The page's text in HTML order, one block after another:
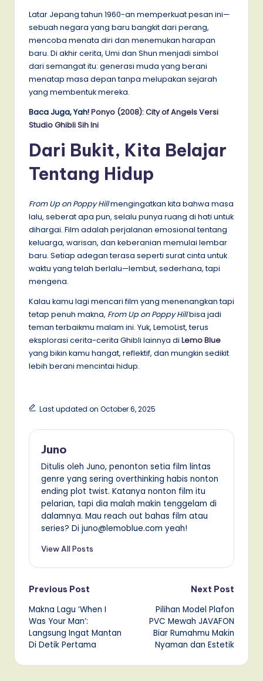
Latar Jepang tahun 1960-an memperkuat pesan ini—
sebuah negara yang baru bangkit dari perang,
mencoba menata diri dan menemukan harapan
baru. Di akhir cerita, Umi dan Shun menjadi simbol
dari semangat itu: generasi muda yang berani
menatap masa depan tanpa melupakan sejarah
yang membentuk mereka.
Baca Juga, Yah!Ponyo (2008): City of Angels Versi
Studio Ghibli Sih Ini
Dari Bukit, Kita Belajar
Tentang Hidup
From Up on Poppy Hillmengingatkan kita bahwa masa
lalu, seberat apa pun, selalu punya ruang di hati untuk
dihargai. Film adalah perjalanan emosional tentang
keluarga, warisan, dan keberanian memulai lembar
baru. Setiap adegan terasa seperti surat cinta untuk
waktu yang telah berlalu—lembut, sederhana, tapi
mengena.
Kalau kamu lagi mencari film yang menenangkan tapi
tetap penuh makna, From Up on Poppy Hillbisa jadi
teman terbaikmu malam ini. Yuk, LemoList, terus
eksplorasi cerita-cerita Ghibli lainnya di Lemo Blue
yang bikin kamu hangat, reflektif, dan mungkin sedikit
lebih berani mencintai hidup.
Last updated on October 6, 2025
Juno
Ditulis oleh Juno, penonton setia film lintas
genre yang sering overthinking habis nonton
ending plot twist. Katanya nonton film itu
pelarian, tapi dia malah makin tenggelam di
dalamnya. Mau reach out bahas film atau
series? Di juno@lemoblue.com yeah!
View All Posts
Post
navigation
Previous Post
Makna Lagu ‘When I
Was Your Man’:
Langsung Ingat Mantan
Di Detik Pertama
Next Post
Pilihan Model Plafon
PVC Mewah JAVAFON
Biar Rumahmu Makin
Nyaman dan Estetik